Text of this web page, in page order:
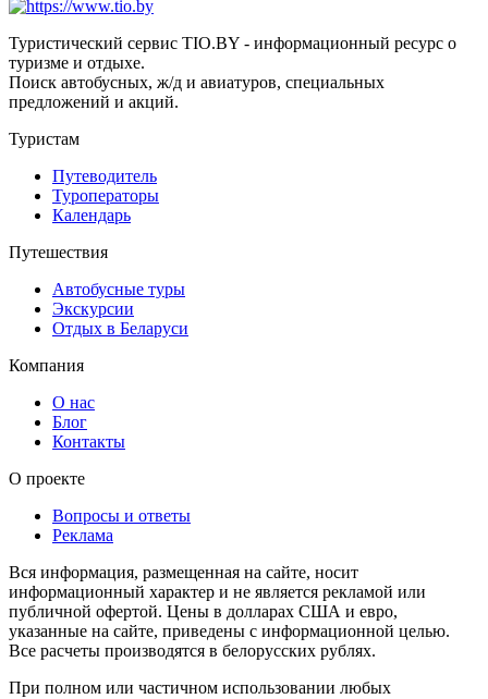
Туристический сервис TIO.BY - информационный ресурс о
туризме и отдыхе.
Поиск автобусных, ж/д и авиатуров, специальных
предложений и акций.
Туристам
Путеводитель
Туроператоры
Календарь
Путешествия
Автобусные туры
Экскурсии
Отдых в Беларуси
Компания
О нас
Блог
Контакты
О проекте
Вопросы и ответы
Реклама
Вся информация, размещенная на сайте, носит
информационный характер и не является рекламой или
публичной офертой. Цены в долларах США и евро,
указанные на сайте, приведены с информационной целью.
Все расчеты производятся в белорусских рублях.
При полном или частичном использовании любых